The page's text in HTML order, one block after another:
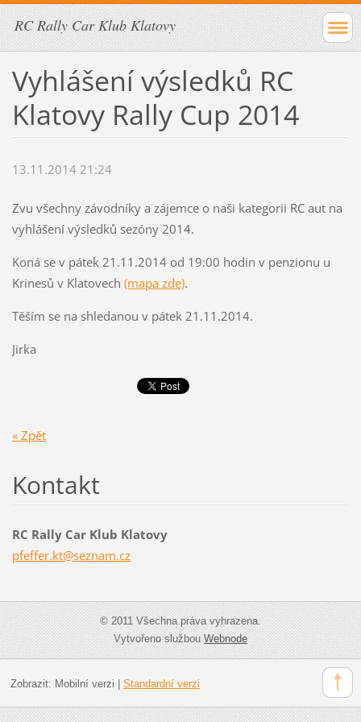
RC Rally Car Klub Klatovy
Vyhlášení výsledků RC
Klatovy Rally Cup 2014
13.11.2014 21:24
Zvu všechny závodníky a zájemce o naši kategorii RC aut na
vyhlášení výsledků sezóny 2014.
Koná se v pátek 21.11.2014 od 19:00 hodin v penzionu u
Krinesů v Klatovech (mapa zde).
Těším se na shledanou v pátek 21.11.2014.
Jirka
« Zpět
Kontakt
RC Rally Car Klub Klatovy
pfeffer.kt@seznam.cz
© 2011 Všechna práva vyhrazena.
Vytvořeno službouWebnode
Zobrazit: Mobilní verzi Standardní verzi